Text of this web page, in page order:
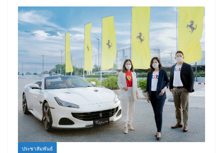
ประชาสัมพันธ์